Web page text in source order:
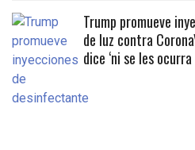
Trump promueve
de luz contra
dice ‘ni se les ocurra